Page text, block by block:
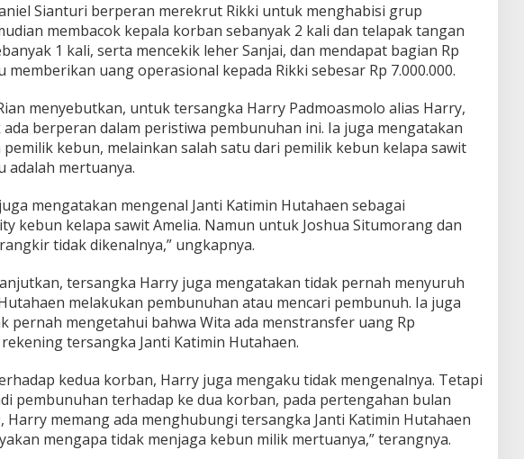
Sianturi berperan merekrut Rikki untuk menghabisi grup
membacok kepala korban sebanyak 2 kali dan telapak tangan
1 kali, serta mencekik leher Sanjai, dan mendapat bagian Rp
memberikan uang operasional kepada Rikki sebesar Rp 7.000.000.
menyebutkan, untuk tersangka Harry Padmoasmolo alias Harry,
berperan dalam peristiwa pembunuhan ini. Ia juga mengatakan
kebun, melainkan salah satu dari pemilik kebun kelapa sawit
adalah mertuanya.
mengatakan mengenal Janti Katimin Hutahaen sebagai
kebun kelapa sawit Amelia. Namun untuk Joshua Situmorang dan
tidak dikenalnya,” ungkapnya.
tersangka Harry juga mengatakan tidak pernah menyuruh
melakukan pembunuhan atau mencari pembunuh. Ia juga
pernah mengetahui bahwa Wita ada menstransfer uang Rp
rekening tersangka Janti Katimin Hutahaen.
kedua korban, Harry juga mengaku tidak mengenalnya. Tetapi
pembunuhan terhadap ke dua korban, pada pertengahan bulan
Harry memang ada menghubungi tersangka Janti Katimin Hutahaen
mengapa tidak menjaga kebun milik mertuanya,” terangnya.